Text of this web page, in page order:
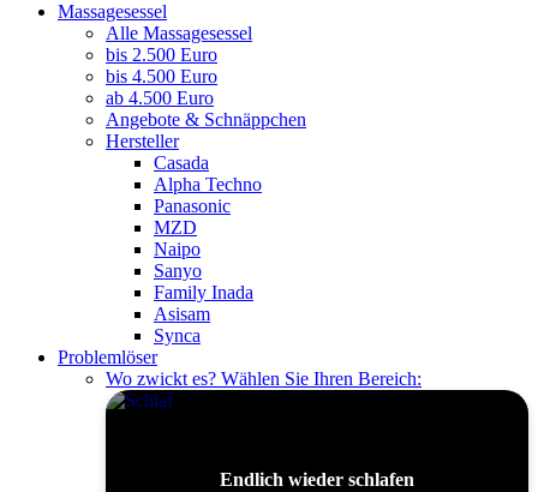
Massagesessel
Alle Massagesessel
bis 2.500 Euro
bis 4.500 Euro
ab 4.500 Euro
Angebote & Schnäppchen
Hersteller
Casada
Alpha Techno
Panasonic
MZD
Naipo
Sanyo
Family Inada
Asisam
Synca
Problemlöser
Wo zwickt es? Wählen Sie Ihren Bereich:
Endlich wieder schlafen